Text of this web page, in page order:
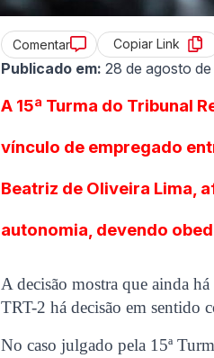
Comentar Copiar Link
Publicado em: 28 de agosto de
A 15ª Turma do Tribunal
vínculo de empregado
Beatriz de Oliveira Lima,
autonomia, devendo
A decisão mostra que ainda
TRT-2 há decisão em sentido
No caso julgado pela 15ª